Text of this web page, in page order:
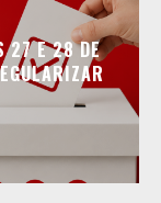
27 E 28 DE